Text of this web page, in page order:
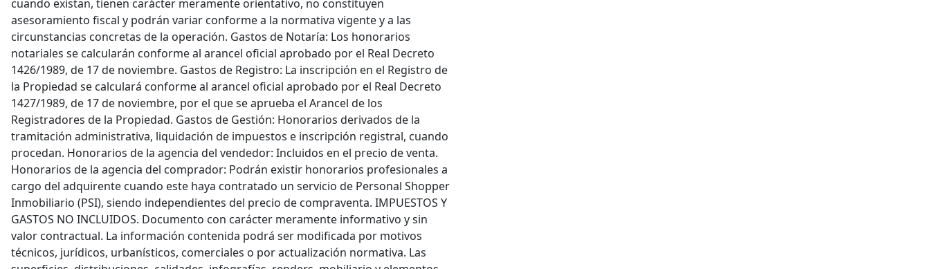
cuando existan, tienen carácter meramente orientativo, no constituyen
asesoramiento fiscal y podrán variar conforme a la normativa vigente y a las
circunstancias concretas de la operación. Gastos de Notaría: Los honorarios
notariales se calcularán conforme al arancel oficial aprobado por el Real Decreto
1426/1989, de 17 de noviembre. Gastos de Registro: La inscripción en el Registro de
la Propiedad se calculará conforme al arancel oficial aprobado por el Real Decreto
1427/1989, de 17 de noviembre, por el que se aprueba el Arancel de los
Registradores de la Propiedad. Gastos de Gestión: Honorarios derivados de la
tramitación administrativa, liquidación de impuestos e inscripción registral, cuando
procedan. Honorarios de la agencia del vendedor: Incluidos en el precio de venta.
Honorarios de la agencia del comprador: Podrán existir honorarios profesionales a
cargo del adquirente cuando este haya contratado un servicio de Personal Shopper
Inmobiliario (PSI), siendo independientes del precio de compraventa. IMPUESTOS Y
GASTOS NO INCLUIDOS. Documento con carácter meramente informativo y sin
valor contractual. La información contenida podrá ser modificada por motivos
técnicos, jurídicos, urbanísticos, comerciales o por actualización normativa. Las